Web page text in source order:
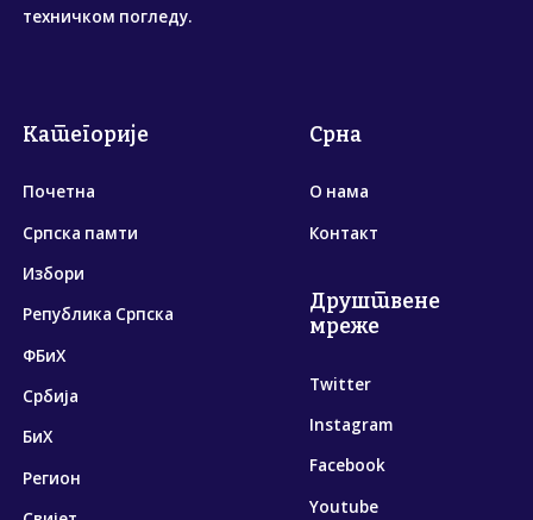
техничком погледу.
Категорије
Почетна
Српска памти
Избори
Република Српска
ФБиХ
Србија
БиХ
Регион
Срна
О нама
Контакт
Друштвене
мреже
Twitter
Instagram
Facebook
Youtube